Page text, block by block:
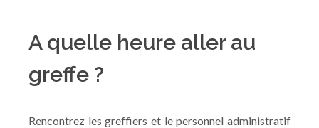
A quelle heure aller au
greffe ?
Rencontrez les greffiers et le personnel administratif